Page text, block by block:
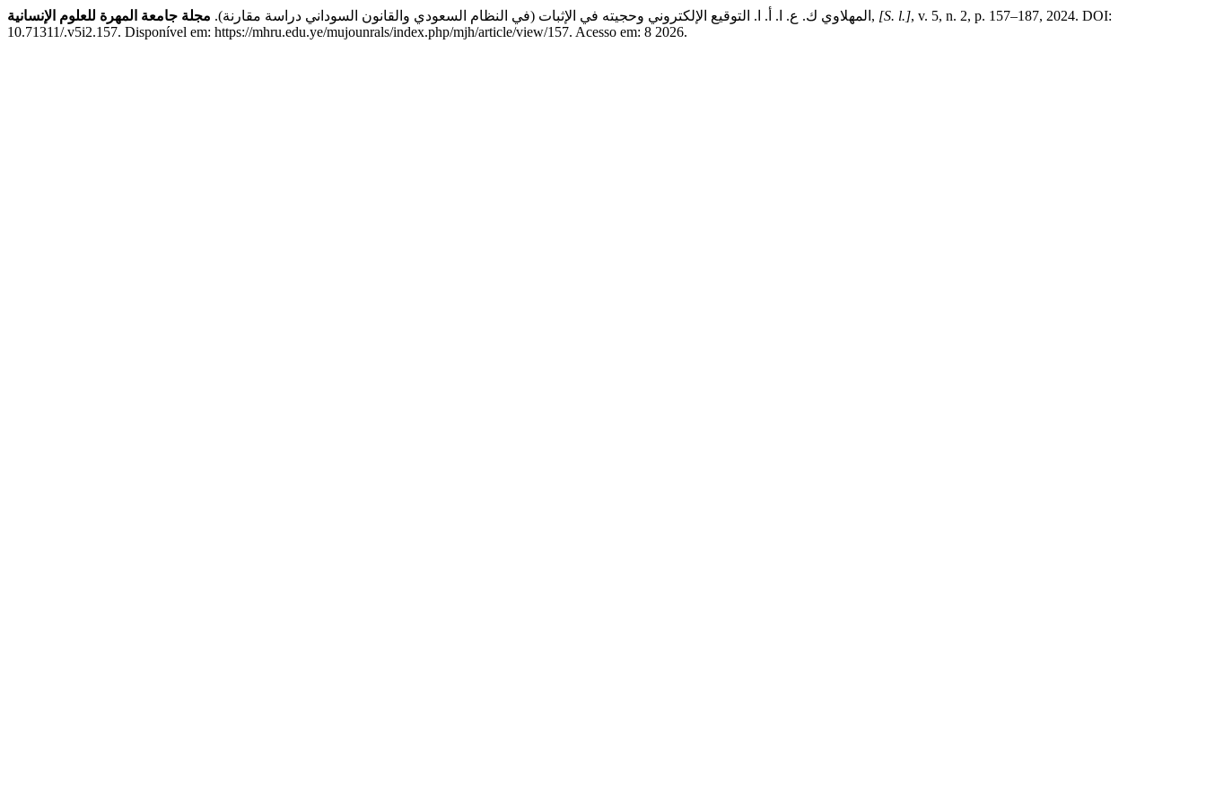
المهلاوي ك. ع. ا. أ. ا. التوقيع الإلكتروني وحجيته في الإثبات (في النظام السعودي والقانون السوداني دراسة مقارنة). مجلة جامعة المهرة للعلوم الإنسانية , [S. l.], v. 5, n. 2, p. 157–187, 2024. DOI:
10.71311/.v5i2.157. Disponível em: https://mhru.edu.ye/mujounrals/index.php/mjh/article/view/157. Acesso em: 8 2026.